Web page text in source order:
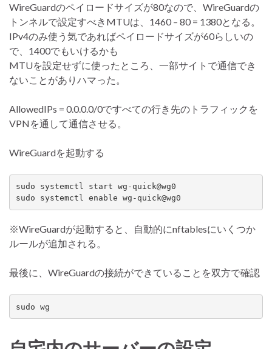
WireGuardのペイロードサイズが80なので、WireGuardの
トンネルで設定すべきMTUは、1460 – 80 = 1380となる。
IPv4のみ使う気であればペイロードサイズが60らしいの
で、1400でもいけるかも
MTUを設定せずに使ったところ、一部サイトで通信でき
ないことがありハマった。
AllowedIPs = 0.0.0.0/0ですべての行き先のトラフィックを
VPNを通して通信させる。
WireGuardを起動する
sudo systemctl start wg-quick@wg0
sudo systemctl enable wg-quick@wg0
※WireGuardが起動すると、自動的にnftablesにいくつか
ルールが追加される。
最後に、WireGuardの接続ができていることを双方で確認
sudo wg